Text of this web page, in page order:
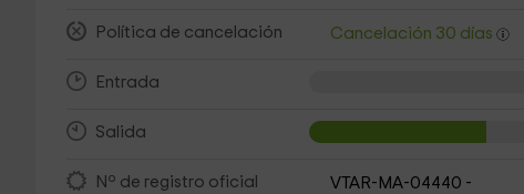
Política de cancelación Cancelación 30 días
Entrada
Salida
Nº de registro oficial
VTAR-MA-04440 -